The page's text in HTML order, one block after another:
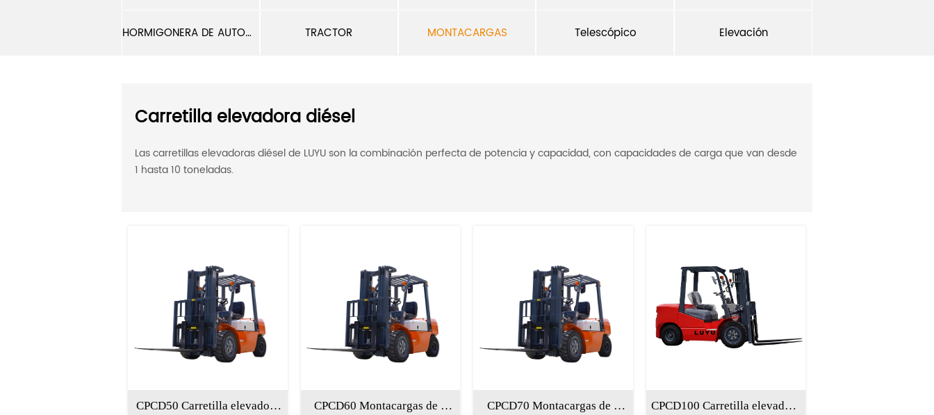
HORMIGONERA DE AUTOCARGA TRACTOR MONTACARGAS Telescópico Elevación
Carretilla elevadora diésel
Las carretillas elevadoras diésel de LUYU son la combinación perfecta de potencia y capacidad, con capacidades de carga que van desde
1 hasta 10 toneladas.
CPCD50 Carretilla elevadora
CPCD60 Montacargas de 6
CPCD70 Montacargas de 7
CPCD100 Carretilla elevadora